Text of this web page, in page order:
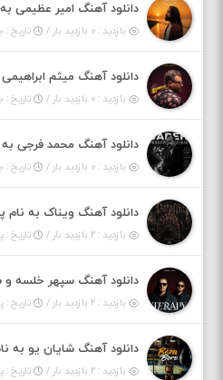
دانلود آهنگ امیر عظیمی
بازدید : ۰ بازدید بار / تاریخ : جمعه ۱۶
دانلود آهنگ میثم
بازدید : ۰ بازدید بار / تاریخ : جمعه ۱۶
دانلود آهنگ محمد فرجی به
بازدید : ۰ بازدید بار / تاریخ : جمعه ۱۶
دانلود آهنگ ویناک به نام
بازدید : ۲ بازدید بار / تاریخ :
دانلود آهنگ سپهر خلسه و
بازدید : ۲ بازدید بار / تاریخ :
دانلود آهنگ شایان یو به
بازدید : ۲ بازدید بار / تاریخ :